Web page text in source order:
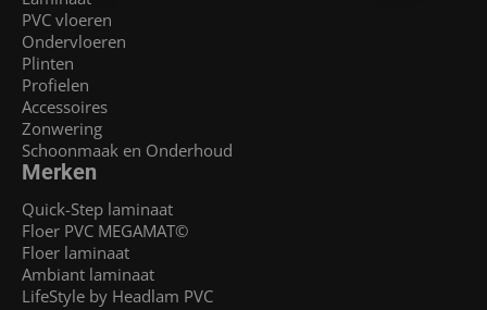
PVC vloeren
Ondervloeren
Plinten
Profielen
Accessoires
Zonwering
Schoonmaak en Onderhoud
Merken
Quick-Step laminaat
Floer PVC MEGAMAT©
Floer laminaat
Ambiant laminaat
LifeStyle by Headlam PVC